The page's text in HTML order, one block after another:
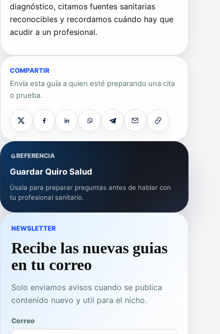
diagnóstico, citamos fuentes sanitarias
reconocibles y recordamos cuándo hay que
acudir a un profesional.
COMPARTIR
Envía esta guía a quien esté preparando una cita
o prueba.
REFERENCIA
Guardar Quiro Salud
Úsala para preparar preguntas antes de hablar con
tu profesional sanitario.
NEWSLETTER
Recibe las nuevas guias
en tu correo
Solo enviamos avisos cuando se publica
contenido nuevo y util para el nicho.
Correo